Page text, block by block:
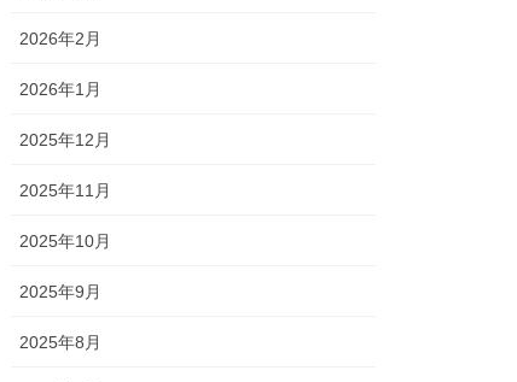
2026年2月
2026年1月
2025年12月
2025年11月
2025年10月
2025年9月
2025年8月